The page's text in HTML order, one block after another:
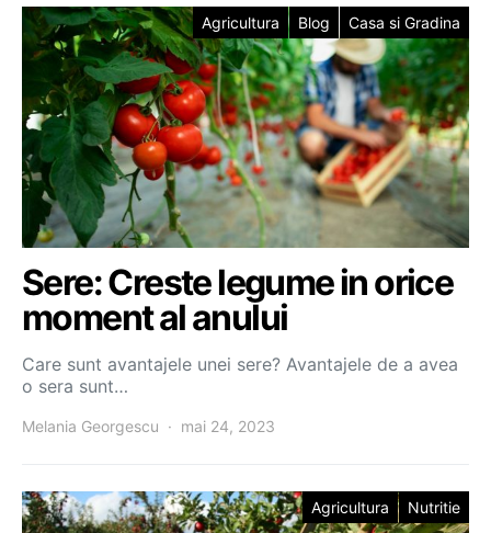
Agricultura Blog Casa si Gradina
Sere: Creste legume in orice
moment al anului
Care sunt avantajele unei sere? Avantajele de a avea
o sera sunt…
Melania Georgescu mai 24, 2023
Agricultura Nutritie